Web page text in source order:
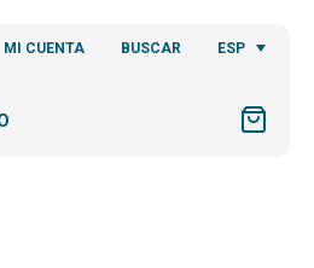
MI CUENTA BUSCAR ESP